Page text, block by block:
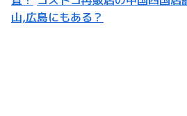
山,広島にもある？